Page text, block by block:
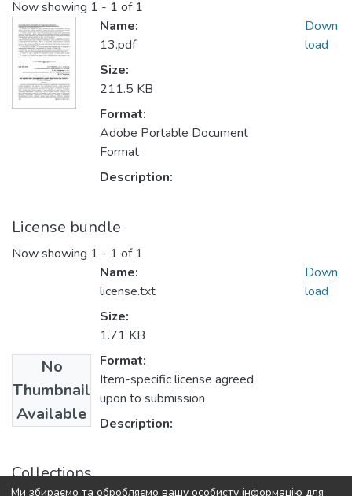
Now showing 1 - 1 of 1
Name:
13.pdf
Size:
211.5 KB
Format:
Adobe Portable Document
Format
Description:
Down
load
License bundle
Now showing 1 - 1 of 1
No
Thumbnail
Available
Name:
license.txt
Size:
1.71 KB
Format:
Item-specific license agreed
upon to submission
Description:
Down
load
Collections
Ми збираємо та обробляємо вашу особисту інформацію для